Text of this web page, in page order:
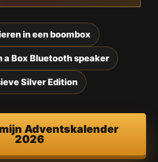
in een boombox
a Box Bluetooth speaker
Silver Edition
Adventskalender
2026